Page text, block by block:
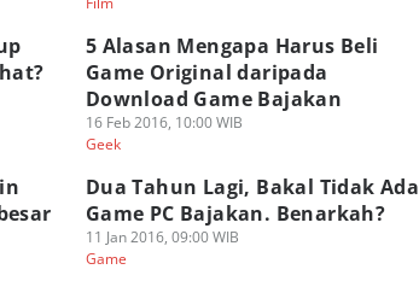
5 Alasan Mengapa Harus Beli
Game Original daripada
Download Game Bajakan
16 Feb 2016, 10:00 WIB
Geek
Dua Tahun Lagi, Bakal Tidak Ada
Game PC Bajakan. Benarkah?
11 Jan 2016, 09:00 WIB
Game